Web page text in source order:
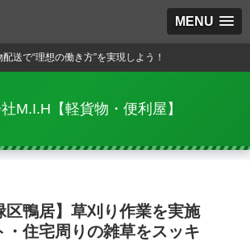
MENU
送で“理想の働き方”を実現しよう！
M.I.H【軽貨物・便利屋】
区鴨居】草刈り作業を実施
・住宅周りの雑草をスッキ